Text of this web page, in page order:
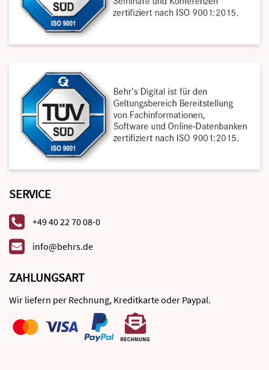
SERVICE
+49 40 22 70 08-0
info@behrs.de
ZAHLUNGSART
Wir liefern per Rechnung, Kreditkarte oder Paypal.